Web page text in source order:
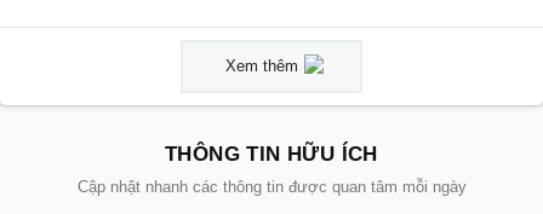
Xem thêm
THÔNG TIN HỮU ÍCH
Cập nhật nhanh các thông tin được quan tâm mỗi ngày